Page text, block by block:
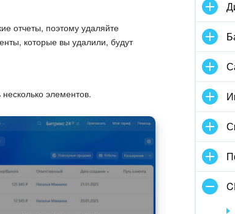
отчеты, поэтому удаляйте
которые вы удалили, будут
элементов.